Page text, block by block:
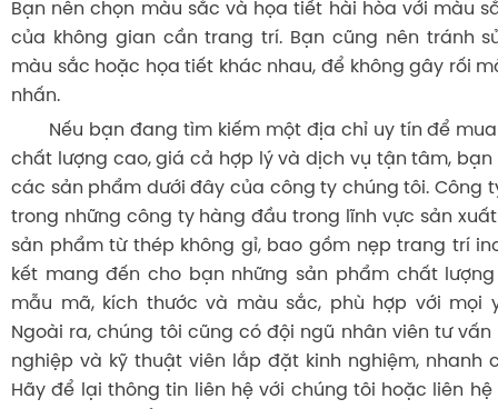
Bạn nên chọn màu sắc và họa tiết hài hòa với màu
của không gian cần trang trí. Bạn cũng nên tránh
màu sắc hoặc họa tiết khác nhau, để không gây rối
nhấn.
Nếu bạn đang tìm kiếm một địa chỉ uy tín để mua
chất lượng cao, giá cả hợp lý và dịch vụ tận tâm,
các sản phẩm dưới đây của công ty chúng tôi. Công
trong những công ty hàng đầu trong lĩnh vực sản
sản phẩm từ thép không gỉ, bao gồm nẹp trang trí
kết mang đến cho bạn những sản phẩm chất
mẫu mã, kích thước và màu sắc, phù hợp với mọi
Ngoài ra, chúng tôi cũng có đội ngũ nhân viên tư vấn
nghiệp và kỹ thuật viên lắp đặt kinh nghiệm, nhanh
Hãy để lại thông tin liên hệ với chúng tôi hoặc liên